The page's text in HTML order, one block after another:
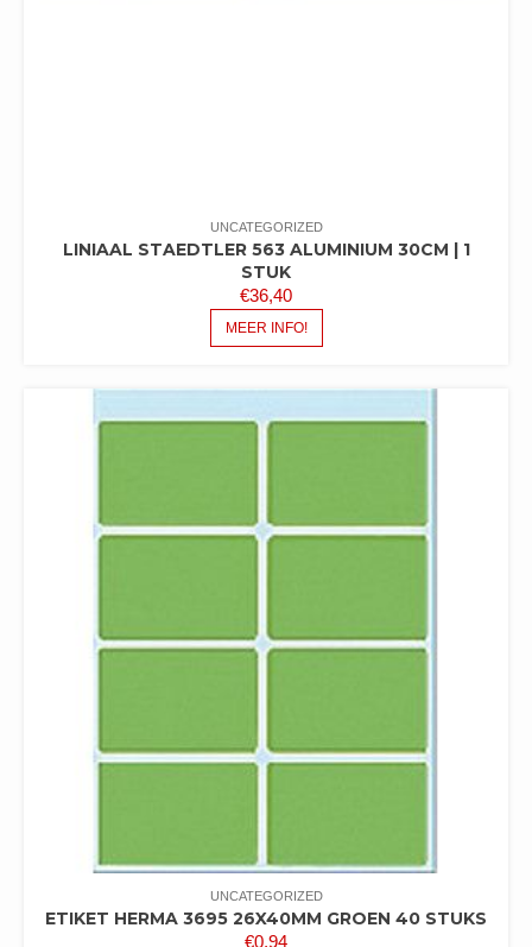
UNCATEGORIZED
LINIAAL STAEDTLER 563 ALUMINIUM 30CM | 1
STUK
€36,40
MEER INFO!
UNCATEGORIZED
ETIKET HERMA 3695 26X40MM GROEN 40 STUKS
€0,94